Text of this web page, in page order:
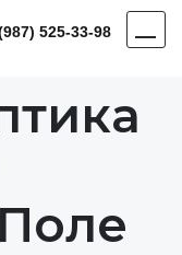
525-33-98